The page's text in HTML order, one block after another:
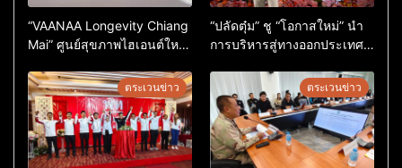
“VAANAA Longevity Chiang
Mai” ศูนย์สุขภาพไฮเอนต์ใหญ่
“ปลัดตุ๋ม” ชู “โอกาสใหม่” นำ
การบริหารสู่ทางออกประเทศ
ตระเวนข่าว ตระเวนข่าว